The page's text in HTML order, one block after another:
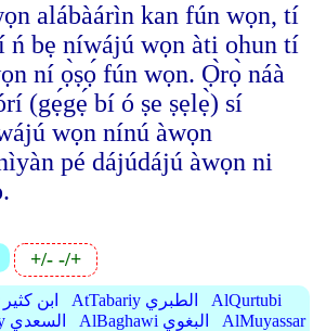
alábàárìn kan fún wọn, tí
ń bẹ níwájú wọn àti ohun tí
ní ọ̀ṣọ́ fún wọn. Ọ̀rọ̀ náà
(gẹ́gẹ́ bí ó ṣe ṣẹlẹ̀) sí
wọn nínú àwọn
pé dájúdájú àwọn ni
+/--/+
IbnKathir ابن كثير AtTabariy الطبري
AlQurtubi
AsSaadiyy السعدي AlBaghawi البغوي
AlMuyassar